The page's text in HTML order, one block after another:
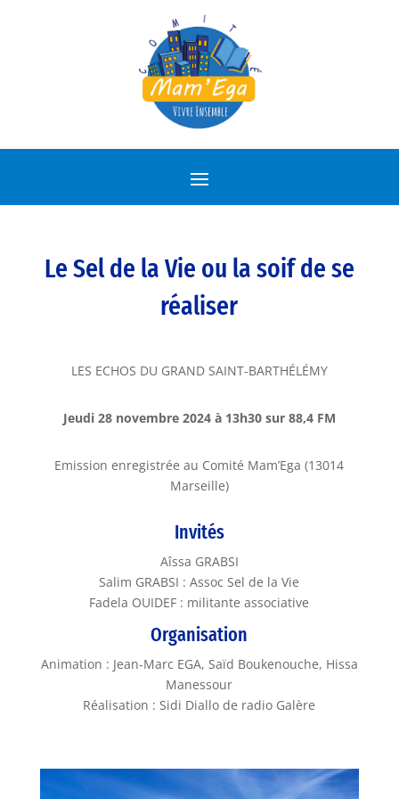
Le Sel de la Vie ou la soif de se
réaliser
LES ECHOS DU GRAND SAINT-BARTHÉLÉMY
Jeudi 28 novembre 2024 à 13h30 sur 88,4 FM
Emission enregistrée au Comité Mam’Ega (13014
Marseille)
Invités
Aîssa GRABSI
Salim GRABSI : Assoc Sel de la Vie
Fadela OUIDEF : militante associative
Organisation
Animation : Jean-Marc EGA, Saïd Boukenouche, Hissa
Manessour
Réalisation : Sidi Diallo de radio Galère